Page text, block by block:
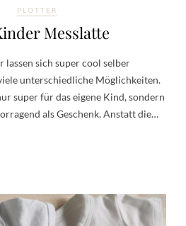
PLOTTER
Messlatte
lassen sich super cool selber
unterschiedliche Möglichkeiten.
super für das eigene Kind, sondern
als Geschenk. Anstatt die…